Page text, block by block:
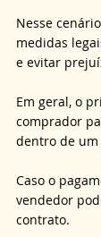
Nesse
medidas
e evitar
Em geral, o
comprador
dentro de
Caso o
vendedor
contrato.